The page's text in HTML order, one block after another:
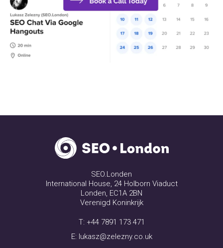
SEO.Londen
International House, 24 Holborn Viaduct
Londen, EC1A 2BN
Verenigd Koninkrijk
T: +44 7891 173 471
E: lukasz@zelezny.co.uk